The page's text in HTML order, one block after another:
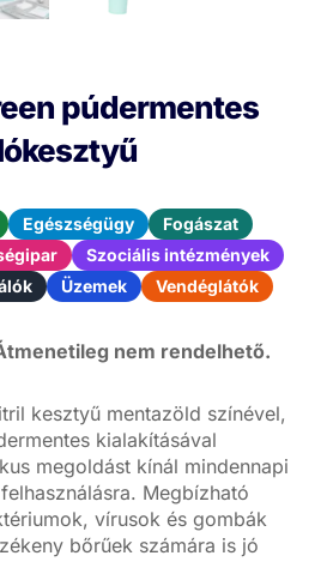
púdermentes
Egészségügy
Fogászat
Szociális intézmények
Üzemek Vendéglátók
nem rendelhető.
kesztyű mentazöld színével,
kialakításával
megoldást kínál mindennapi
Megbízható
vírusok és gombák
bőrűek számára is jó